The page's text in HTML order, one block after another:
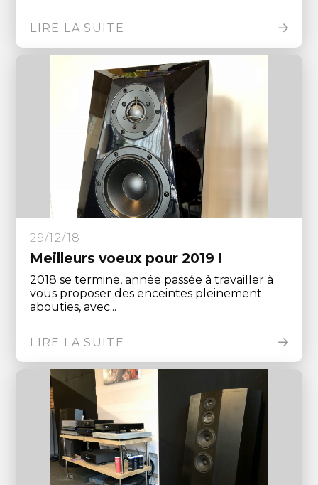
LIRE LA SUITE
29/12/18
Meilleurs voeux pour 2019 !
2018 se termine, année passée à travailler à
vous proposer des enceintes pleinement
abouties, avec...
LIRE LA SUITE